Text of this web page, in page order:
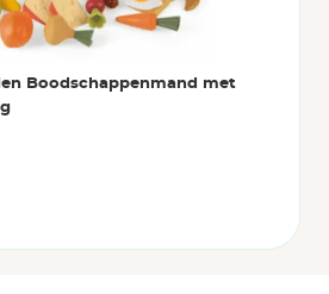
Boodschappenmand met